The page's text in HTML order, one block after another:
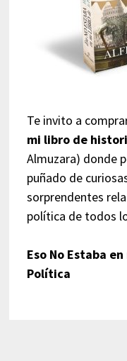
Te invito a
mi libro de
Almuzara) donde
puñado de
sorprendentes
política de todos
Eso No Estaba
Política